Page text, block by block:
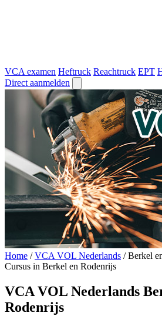
VCA examen Heftruck Reachtruck EPT
Direct aanmelden
Home / VCA VOL Nederlands / Berkel
Cursus in Berkel en Rodenrijs
VCA VOL Nederlands
Rodenrijs